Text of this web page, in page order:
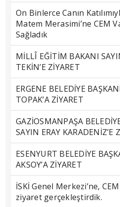
On Binlerce Canın
Matem Merasimi’ne CEM
Sağladık
MİLLÎ EĞİTİM BAKANI
TEKİN’E ZİYARET
ERGENE BELEDİYE
TOPAK’A ZİYARET
GAZİOSMANPAŞA
SAYIN ERAY KARADENİZ’E
ESENYURT BELEDİYE
AKSOY’A ZİYARET
İSKİ Genel Merkezi’ne,
ziyaret gerçekleştirdik.